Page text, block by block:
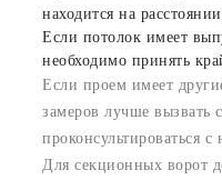
находится на
Если потолок имеет
необходимо принять
Если проем имеет
замеров лучше вызвать
проконсультироваться
Для секционных ворот